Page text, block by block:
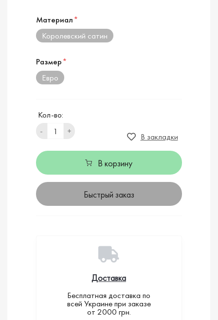
Материал*
Королевский сатин
Размер*
Евро
Кол-во:
-
+
В закладки
В корзину
Быстрый заказ
Доставка
Бесплатная доставка по
всей Украине при заказе
от 2000 грн.